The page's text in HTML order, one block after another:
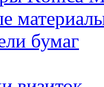
бумаг